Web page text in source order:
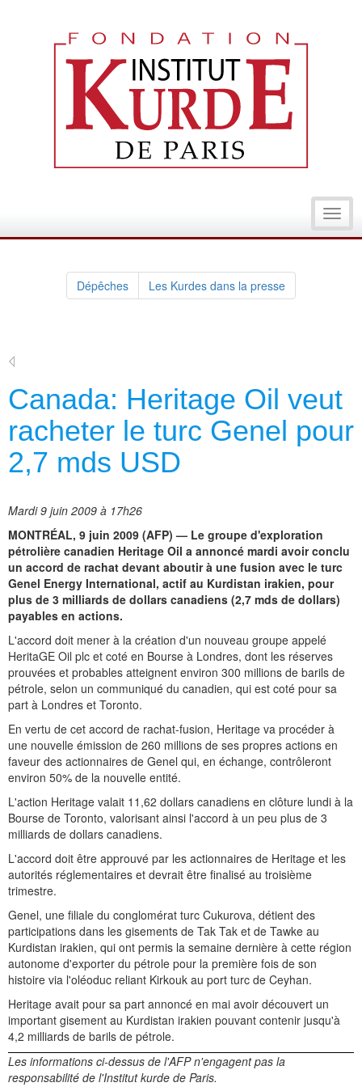
Dépêches Les Kurdes dans la presse
Canada: Heritage Oil veut
racheter le turc Genel pour
2,7 mds USD
Mardi 9 juin 2009 à 17h26
MONTRÉAL, 9 juin 2009 (AFP) — Le groupe d'exploration
pétrolière canadien Heritage Oil a annoncé mardi avoir conclu
un accord de rachat devant aboutir à une fusion avec le turc
Genel Energy International, actif au Kurdistan irakien, pour
plus de 3 milliards de dollars canadiens (2,7 mds de dollars)
payables en actions.
L'accord doit mener à la création d'un nouveau groupe appelé
HeritaGE Oil plc et coté en Bourse à Londres, dont les réserves
prouvées et probables atteignent environ 300 millions de barils de
pétrole, selon un communiqué du canadien, qui est coté pour sa
part à Londres et Toronto.
En vertu de cet accord de rachat-fusion, Heritage va procéder à
une nouvelle émission de 260 millions de ses propres actions en
faveur des actionnaires de Genel qui, en échange, contrôleront
environ 50% de la nouvelle entité.
L'action Heritage valait 11,62 dollars canadiens en clôture lundi à la
Bourse de Toronto, valorisant ainsi l'accord à un peu plus de 3
milliards de dollars canadiens.
L'accord doit être approuvé par les actionnaires de Heritage et les
autorités réglementaires et devrait être finalisé au troisième
trimestre.
Genel, une filiale du conglomérat turc Cukurova, détient des
participations dans les gisements de Tak Tak et de Tawke au
Kurdistan irakien, qui ont permis la semaine dernière à cette région
autonome d'exporter du pétrole pour la première fois de son
histoire via l'oléoduc reliant Kirkouk au port turc de Ceyhan.
Heritage avait pour sa part annoncé en mai avoir découvert un
important gisement au Kurdistan irakien pouvant contenir jusqu'à
4,2 milliards de barils de pétrole.
Les informations ci-dessus de l'AFP n'engagent pas la
responsabilité de l'Institut kurde de Paris.